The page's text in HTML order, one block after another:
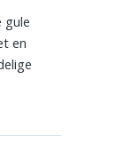
gule
en